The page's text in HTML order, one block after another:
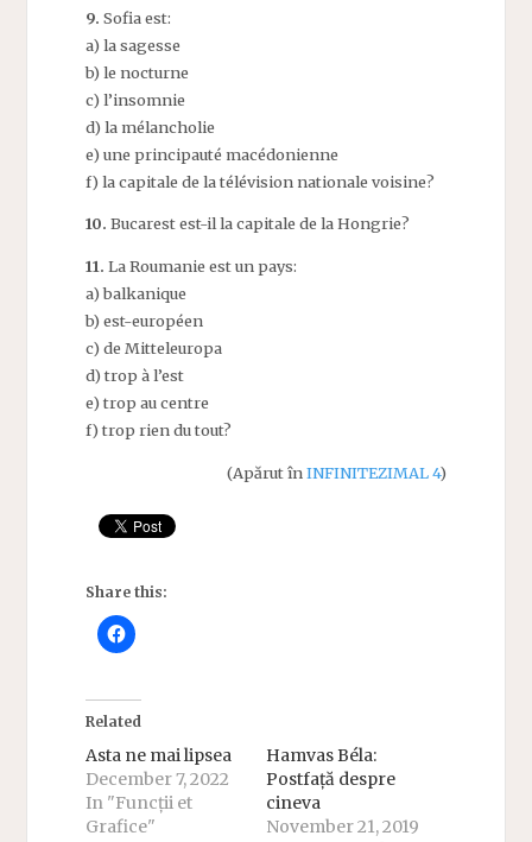
9. Sofia est:
a) la sagesse
b) le nocturne
c) l’insomnie
d) la mélancholie
e) une principauté macédonienne
f) la capitale de la télévision nationale voisine?
10. Bucarest est-il la capitale de la Hongrie?
11. La Roumanie est un pays:
a) balkanique
b) est-européen
c) de Mitteleuropa
d) trop à l’est
e) trop au centre
f) trop rien du tout?
(Apărut înINFINITEZIMAL 4)
Share this:
Related
Asta ne mai lipsea
December 7, 2022
In "Funcții et
Grafice"
Hamvas Béla:
Postfață despre
cineva
November 21, 2019